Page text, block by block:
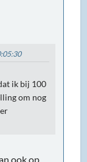
ik bij 100
om nog
ook op